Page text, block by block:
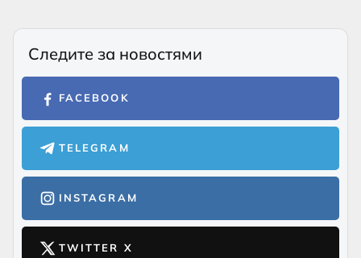
Следите за новостями
FACEBOOK
TELEGRAM
INSTAGRAM
TWITTER X